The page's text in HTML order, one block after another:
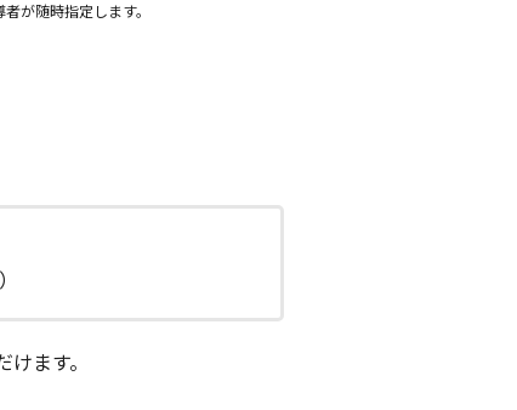
が随時指定します。
ます。